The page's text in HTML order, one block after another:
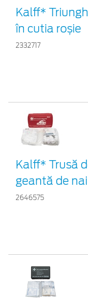
Kalff*
în cutia roșie
2332717
Kalff* Trusă
geantă de
2646575